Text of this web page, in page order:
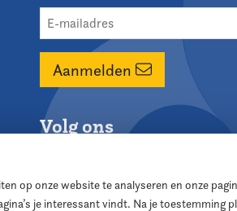
Aanmelden
Volg ons
op onze website te analyseren en onze
je interessant vindt. Na je toestemming